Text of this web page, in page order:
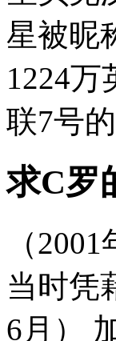
星被昵
1224
联7号
求C罗
（
当时凭
6月）